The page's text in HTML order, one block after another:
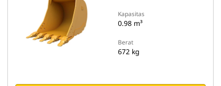
Kapasitas
0.98 m³
Berat
672 kg